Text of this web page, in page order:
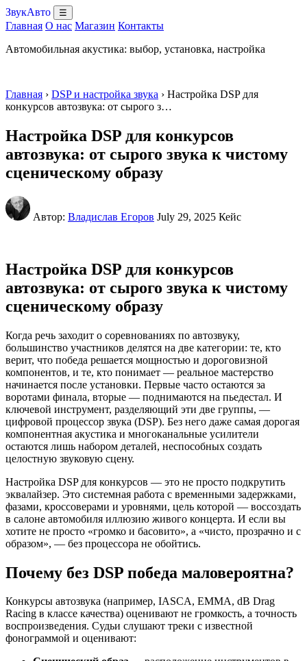
ЗвукАвто ☰
Главная О нас Магазин Контакты
Автомобильная акустика: выбор, установка, настройка
Главная › DSP и настройка звука › Настройка DSP для
конкурсов автозвука: от сырого з…
Настройка DSP для конкурсов
автозвука: от сырого звука к чистому
сценическому образу
Автор: Владислав Егоров July 29, 2025 Кейс
Настройка DSP для конкурсов
автозвука: от сырого звука к чистому
сценическому образу
Когда речь заходит о соревнованиях по автозвуку,
большинство участников делятся на две категории: те, кто
верит, что победа решается мощностью и дороговизной
компонентов, и те, кто понимает — реальное мастерство
начинается после установки. Первые часто остаются за
воротами финала, вторые — поднимаются на пьедестал. И
ключевой инструмент, разделяющий эти две группы, —
цифровой процессор звука (DSP). Без него даже самая дорогая
компонентная акустика и многоканальные усилители
остаются лишь набором деталей, неспособных создать
целостную звуковую сцену.
Настройка DSP для конкурсов — это не просто подкрутить
эквалайзер. Это системная работа с временными задержками,
фазами, кроссоверами и уровнями, цель которой — воссоздать
в салоне автомобиля иллюзию живого концерта. И если вы
хотите не просто «громко и басовито», а «чисто, прозрачно и с
образом», — без процессора не обойтись.
Почему без DSP победа маловероятна?
Конкурсы автозвука (например, IASCA, EMMA, dB Drag
Racing в классе качества) оценивают не громкость, а точность
воспроизведения. Судьи слушают треки с известной
фонограммой и оценивают: